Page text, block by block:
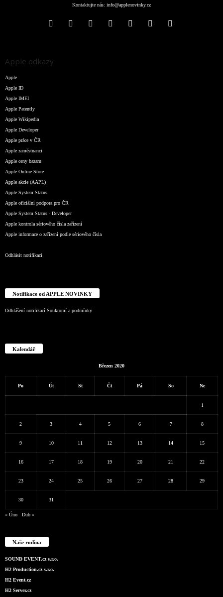
Kontaktujte nás: info@applenovinky.cz
Apple odkazy
Apple
Apple ID
Apple IMEI
Apple Patently
Apple Wikipedia
Apple Developer
Apple práce v ČR
Apple zaměstnanci
Apple ceny bazaru
Apple Online Store
Apple akcie (AAPL)
Apple System Status
Apple oficiální podpora pro ČR
Apple System Status - Developer
Apple kontrola sériového čísla zařízení
Apple informace o zařízení podle sériového čísla
Odhlásit notifikaci
Notifikace od APPLE NOVINKY
Odhlášení notifikací Soukromí a podmínky
Kalendář
Březen 2020
Po Út St Čt Pá So Ne
1
2 3 4 5 6 7 8
9 10 11 12 13 14 15
16 17 18 19 20 21 22
23 24 25 26 27 28 29
30 31
« Úno Dub »
Naše rodina
SOUND EVENT.cz s.r.o.
H2 Production.cz s.r.o.
H2 Event.cz
H2 Server.cz